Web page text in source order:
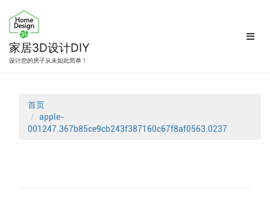
家居3D设计DIY
设计您的房子从未如此简单！
首页
apple-
001247.367b85ce9cb243f387160c67f8af0563.0237